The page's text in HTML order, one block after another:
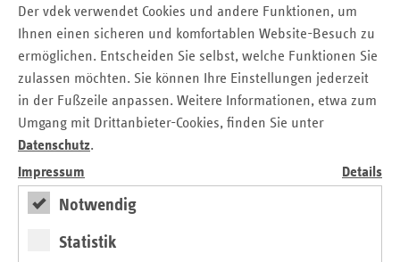
Der vdek verwendet Cookies und andere Funktionen, um
Ihnen einen sicheren und komfortablen Website-Besuch zu
ermöglichen. Entscheiden Sie selbst, welche Funktionen Sie
zulassen möchten. Sie können Ihre Einstellungen jederzeit
in der Fußzeile anpassen. Weitere Informationen, etwa zum
Umgang mit Drittanbieter-Cookies, finden Sie unter
Datenschutz.
Impressum
Details
Notwendig
Statistik
Rehabilitation psychisch kranker und behinderter
Menschen (RPK)
Einen entsprechenden Antrag samt umfassenden Konzept
sowie den ausgefüllten Strukturerhebungsbogen können
unter nach stehendem Kontakt eingereicht werden:
vdek-Landesvertretung Sachsen-Anhalt
Schleinufer 12
39104 Magdeburg